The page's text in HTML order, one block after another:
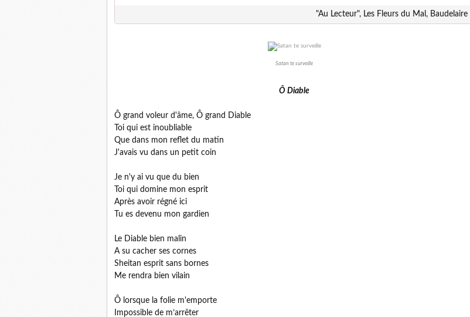
"Au Lecteur", Les Fleurs du Mal, Baudelaire
Satan te surveille
Ô Diable
Ô grand voleur d'âme, Ô grand Diable
Toi qui est inoubliable
Que dans mon reflet du matin
J'avais vu dans un petit coin
Je n'y ai vu que du bien
Toi qui domine mon esprit
Après avoir régné ici
Tu es devenu mon gardien
Le Diable bien malin
A su cacher ses cornes
Sheitan esprit sans bornes
Me rendra bien vilain
Ô lorsque la folie m'emporte
Impossible de m’arrêter